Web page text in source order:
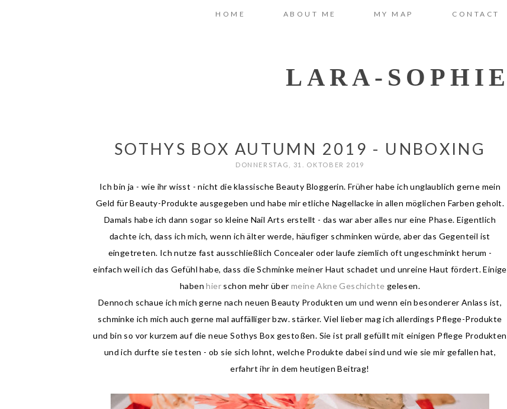
HOME ABOUT ME MY MAP CONTACT
LARA-SOPHIE
SOTHYS BOX AUTUMN 2019 - UNBOXING
DONNERSTAG, 31. OKTOBER 2019
Ich bin ja - wie ihr wisst - nicht die klassische Beauty Bloggerin. Früher habe ich unglaublich gerne mein
Geld für Beauty-Produkte ausgegeben und habe mir etliche Nagellacke in allen möglichen Farben geholt.
Damals habe ich dann sogar so kleine Nail Arts erstellt - das war aber alles nur eine Phase. Eigentlich
dachte ich, dass ich mich, wenn ich älter werde, häufiger schminken würde, aber das Gegenteil ist
eingetreten. Ich nutze fast ausschließlich Concealer oder laufe ziemlich oft ungeschminkt herum -
einfach weil ich das Gefühl habe, dass die Schminke meiner Haut schadet und unreine Haut fördert. Einige
habenhier schon mehr über meine Akne Geschichte gelesen.
Dennoch schaue ich mich gerne nach neuen Beauty Produkten um und wenn ein besonderer Anlass ist,
schminke ich mich auch gerne mal auffälliger bzw. stärker. Viel lieber mag ich allerdings Pflege-Produkte
und bin so vor kurzem auf die neue Sothys Box gestoßen. Sie ist prall gefüllt mit einigen Pflege Produkten
und ich durfte sie testen - ob sie sich lohnt, welche Produkte dabei sind und wie sie mir gefallen hat,
erfahrt ihr in dem heutigen Beitrag!